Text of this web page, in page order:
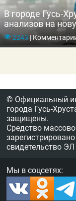
В городе Гусь-
анализов на
2243 |
© Официальный
города Гусь-
защищены.
Средство
зарегистрировано
свидетельство ЭЛ
Мы в соцсетях: